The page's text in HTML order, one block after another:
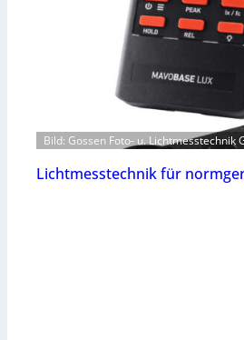
Bild: Gossen Foto- u. Lichtmesstechnik
Lichtmesstechnik für